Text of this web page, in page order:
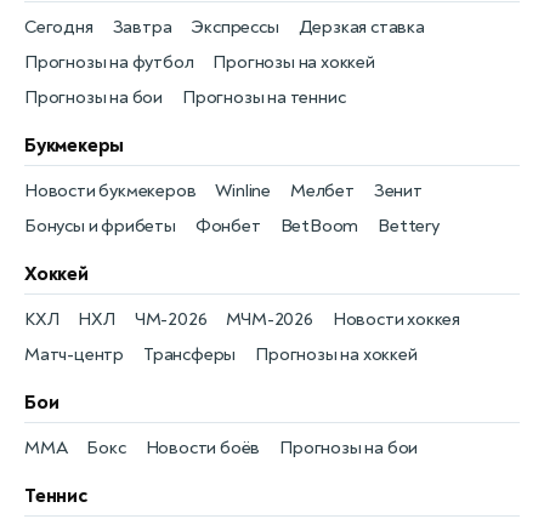
Прогнозы на футбол
Сегодня
Прогнозы на хоккей
Завтра
Прогнозы на бои
Экспрессы
Прогнозы на теннис
Дерзкая ставка
Букмекеры
Бонусы и фрибеты
Новости букмекеров
Фонбет
Winline
BetBoom
Мелбет
Bettery
Зенит
Хоккей
Новости хоккея
КХЛ
Матч-центр
НХЛ
Трансферы
ЧМ-2026
Прогнозы на хоккей
МЧМ-2026
Бои
Новости боёв
MMA Прогнозы на бои
Бокс
Теннис